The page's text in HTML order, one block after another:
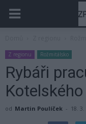
Z regionu Rožmitálsko
Rybáři
od Martin Poulíček - 18. 3.